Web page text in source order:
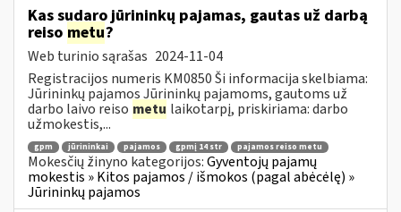
Kas sudaro jūrininkų pajamas, gautas už darbą
reiso metu?
Web turinio sąrašas 2024-11-04
Registracijos numeris KM0850 Ši informacija skelbiama:
Jūrininkų pajamos Jūrininkų pajamoms, gautoms už
darbo laivo reiso metu laikotarpį, priskiriama: darbo
užmokestis,...
gpm jūrininkai pajamos gpmį 14 str pajamos reiso metu
Mokesčių žinyno kategorijos:Gyventojų pajamų
mokestis » Kitos pajamos / išmokos (pagal abėcėlę) »
Jūrininkų pajamos